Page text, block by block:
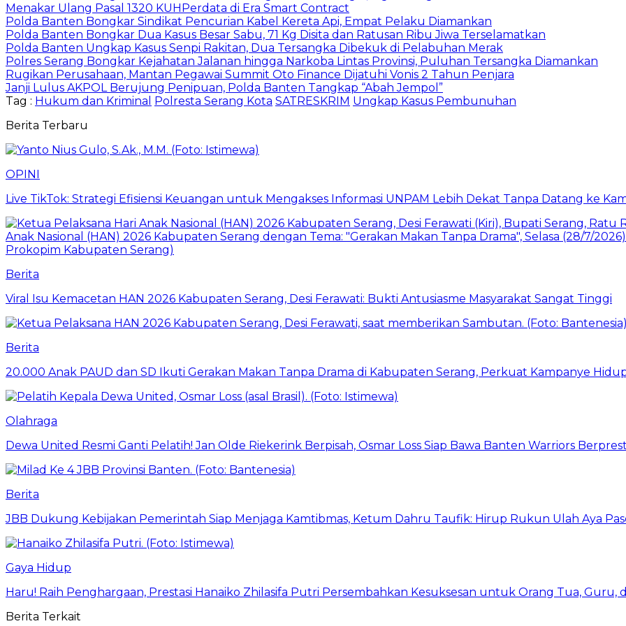
Menakar Ulang Pasal 1320 KUHPerdata di Era Smart Contract
Polda Banten Bongkar Sindikat Pencurian Kabel Kereta Api, Empat Pelaku Diamankan
Polda Banten Bongkar Dua Kasus Besar Sabu, 71 Kg Disita dan Ratusan Ribu Jiwa Terselamatkan
Polda Banten Ungkap Kasus Senpi Rakitan, Dua Tersangka Dibekuk di Pelabuhan Merak
Polres Serang Bongkar Kejahatan Jalanan hingga Narkoba Lintas Provinsi, Puluhan Tersangka Diamankan
Rugikan Perusahaan, Mantan Pegawai Summit Oto Finance Dijatuhi Vonis 2 Tahun Penjara
Janji Lulus AKPOL Berujung Penipuan, Polda Banten Tangkap “Abah Jempol”
Tag : Hukum dan Kriminal Polresta Serang Kota SATRESKRIM Ungkap Kasus Pembunuhan
Berita Terbaru
OPINI
Live TikTok: Strategi Efisiensi Keuangan untuk Mengakses Informasi UNPAM Lebih Dekat Tanpa Datang ke
Berita
Viral Isu Kemacetan HAN 2026 Kabupaten Serang, Desi Ferawati: Bukti Antusiasme Masyarakat Sangat Tinggi
Berita
20.000 Anak PAUD dan SD Ikuti Gerakan Makan Tanpa Drama di Kabupaten Serang, Perkuat Kampanye
Olahraga
Dewa United Resmi Ganti Pelatih! Jan Olde Riekerink Berpisah, Osmar Loss Siap Bawa Banten Warriors
Berita
JBB Dukung Kebijakan Pemerintah Siap Menjaga Kamtibmas, Ketum Dahru Taufik: Hirup Rukun Ulah Aya
Gaya Hidup
Haru! Raih Penghargaan, Prestasi Hanaiko Zhilasifa Putri Persembahkan Kesuksesan untuk Orang Tua, Guru,
Berita Terkait